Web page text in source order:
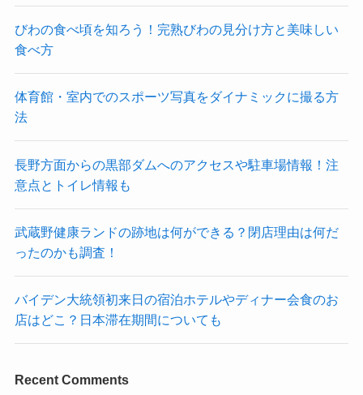
びわの食べ頃を知ろう！完熟びわの見分け方と美味しい
食べ方
体育館・室内でのスポーツ写真をダイナミックに撮る方
法
長野方面からの黒部ダムへのアクセスや駐車場情報！注
意点とトイレ情報も
武蔵野健康ランドの跡地は何ができる？閉店理由は何だ
ったのかも調査！
バイデン大統領初来日の宿泊ホテルやディナー会食のお
店はどこ？日本滞在期間についても
Recent Comments